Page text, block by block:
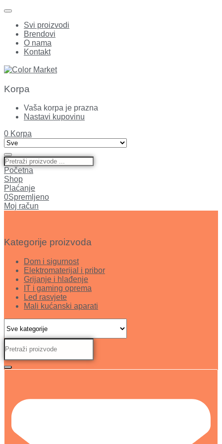
Svi proizvodi
Brendovi
O nama
Kontakt
Korpa
Vaša korpa je prazna
Nastavi kupovinu
0 Korpa
Početna
Shop
Plaćanje
0Spremljeno
Moj račun
Kategorije proizvoda
Dom i sigurnost
Elektromaterijal i pribor
Grijanje i hlađenje
IT i gaming oprema
Led rasvjete
Mali kućanski aparati